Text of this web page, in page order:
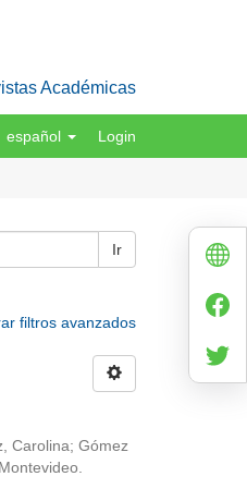
Académicas
español Login
Ir
filtros avanzados
Carolina; Gómez